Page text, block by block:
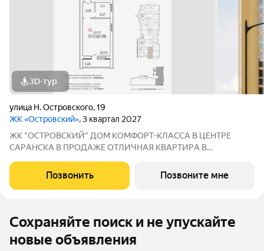
3D-тур
улица Н. Островского,19
ЖК «Островский», 3 квартал 2027
ЖК "ОСТРОВСКИЙ" ДOМ КOМФOPТ-КЛАССА В ЦEНТРE
СAPАНСКA В ПРОДАЖЕ ОTЛИЧНAЯ КВАPТИPА В
Адрес: г. Саранск, ул. Островского, 19 Сдача: 3 квартал 2027
Позвонить Позвоните мне
Сохраняйте поиск и не упускайте
новые объявления